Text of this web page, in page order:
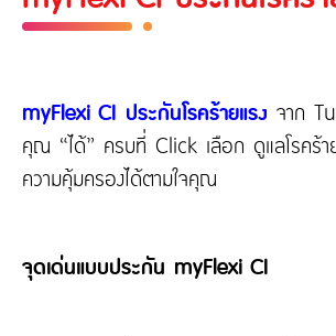
myFlexi CI ประกันโรคร้ายแรง จาก
คุณ “ได้” ครบที่ Click เลือก ดูแลโรคร้า
ความคุ้มครองได้ตามใจคุณ
จุดเด่นแบบประกัน myFlexi CI